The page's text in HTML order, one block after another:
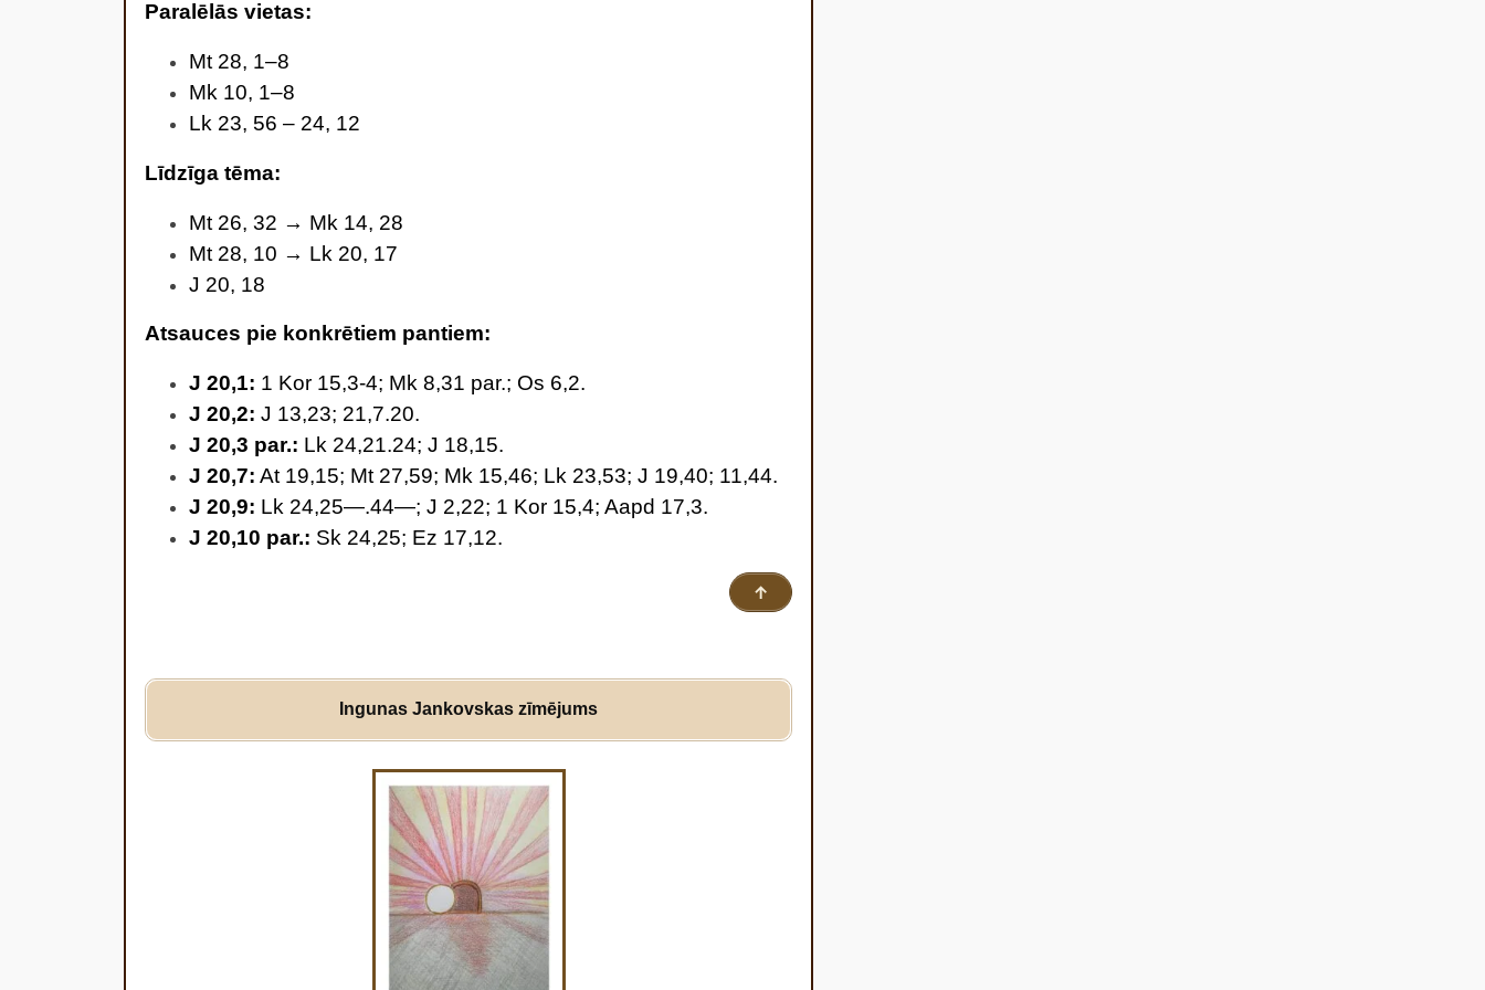
Paralēlās vietas:
Mt 28, 1–8
Mk 10, 1–8
Lk 23, 56 – 24, 12
Līdzīga tēma:
Mt 26, 32 → Mk 14, 28
Mt 28, 10 → Lk 20, 17
J 20, 18
Atsauces pie konkrētiem pantiem:
J 20,1: 1 Kor 15,3-4; Mk 8,31 par.; Os 6,2.
J 20,2: J 13,23; 21,7.20.
J 20,3 par.: Lk 24,21.24; J 18,15.
J 20,7: At 19,15; Mt 27,59; Mk 15,46; Lk 23,53; J 19,40; 11,44.
J 20,9: Lk 24,25—.44—; J 2,22; 1 Kor 15,4; Aapd 17,3.
J 20,10 par.: Sk 24,25; Ez 17,12.
↑
Ingunas Jankovskas zīmējums